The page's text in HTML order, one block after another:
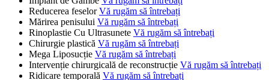
Reducerea feselor Vă rugăm să întrebați
Mărirea penisului Vă rugăm să întrebați
Rinoplastie Cu Ultrasunete Vă rugăm să întrebați
Chirurgie plastică Vă rugăm să întrebați
Mega Liposucție Vă rugăm să întrebați
Intervenție chirurgicală de reconstrucție Vă rugăm să întrebați
Ridicare temporală Vă rugăm să întrebați